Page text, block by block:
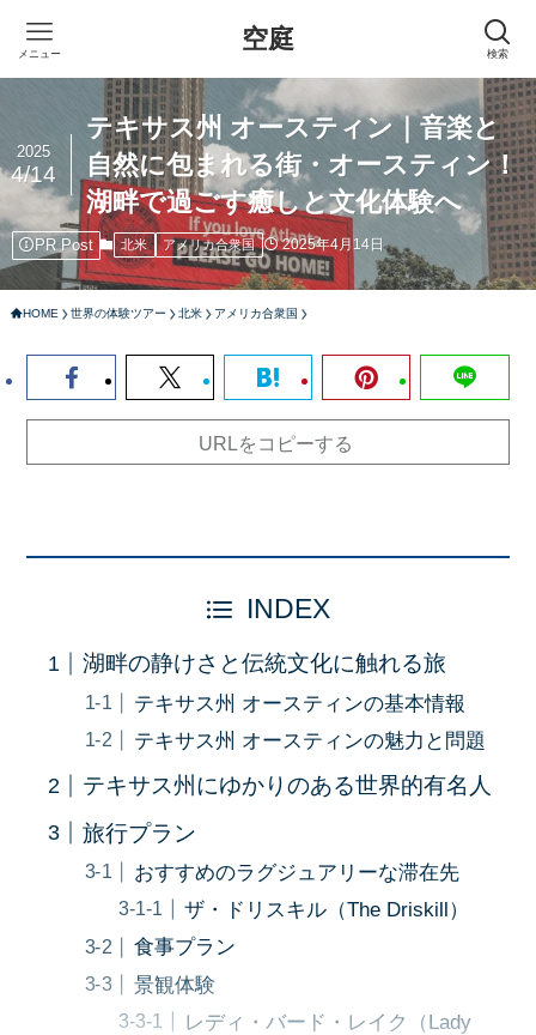
空庭 検索
メニュー
テキサス州 オースティン｜音楽と
自然に包まれる街・オースティン！
湖畔で過ごす癒しと文化体験へ
2025
4/14
PR Post 北米 アメリカ合衆国 2025年4月14日
HOME 世界の体験ツアー 北米 アメリカ合衆国
URLをコピーする
INDEX
湖畔の静けさと伝統文化に触れる旅
テキサス州 オースティンの基本情報
テキサス州 オースティンの魅力と問題
テキサス州にゆかりのある世界的有名人
旅行プラン
おすすめのラグジュアリーな滞在先
ザ・ドリスキル（The Driskill）
食事プラン
景観体験
レディ・バード・レイク（Lady